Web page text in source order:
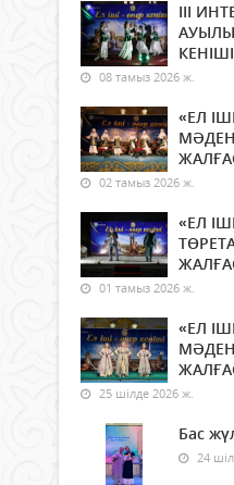
ІІІ
08 тамыз 2026 ж.
«ЕЛ
02 тамыз 2026 ж.
«ЕЛ
01 тамыз 2026 ж.
«ЕЛ
25 шілде 2026 ж.
Бас
24